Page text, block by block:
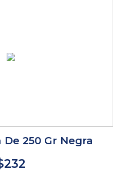
250 Gr Negra